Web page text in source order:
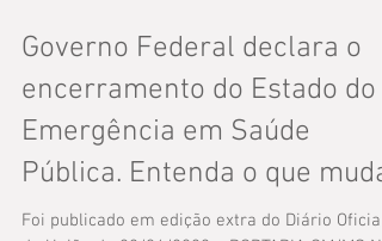
Governo Federal declara o
encerramento do Estado do
Emergência em Saúde